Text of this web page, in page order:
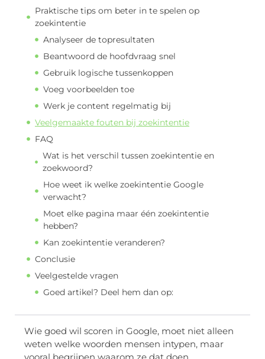
Praktische tips om beter in te spelen op
zoekintentie
Analyseer de topresultaten
Beantwoord de hoofdvraag snel
Gebruik logische tussenkoppen
Voeg voorbeelden toe
Werk je content regelmatig bij
Veelgemaakte fouten bij zoekintentie
FAQ
Wat is het verschil tussen zoekintentie en
zoekwoord?
Hoe weet ik welke zoekintentie Google
verwacht?
Moet elke pagina maar één zoekintentie
hebben?
Kan zoekintentie veranderen?
Conclusie
Veelgestelde vragen
Goed artikel? Deel hem dan op:
Wie goed wil scoren in Google, moet niet alleen
weten welke woorden mensen intypen, maar
vooral begrijpen waarom ze dat doen.